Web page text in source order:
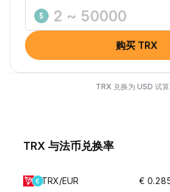
$
购买 TRX
TRX 兑换为 USD 试算
TRX 与法币兑换率
TRX/EUR €